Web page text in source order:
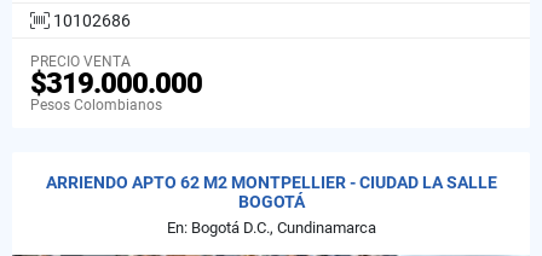
10102686
PRECIO VENTA
$319.000.000
Pesos Colombianos
ARRIENDO APTO 62 M2 MONTPELLIER - CIUDAD LA SALLE
BOGOTÁ
En: Bogotá D.C., Cundinamarca